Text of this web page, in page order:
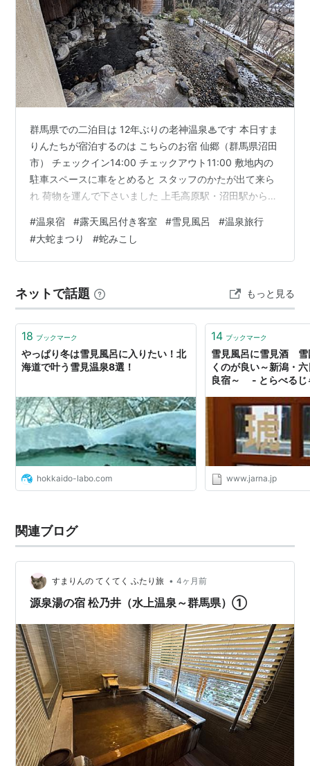
群馬県での二泊目は 12年ぶりの老神温泉♨です 本日すま
りんたちが宿泊するのは こちらのお宿 仙郷（群馬県沼田
市） チェックイン14:00 チェックアウト11:00 敷地内の
駐車スペースに車をとめると スタッフのかたが出て来ら
れ 荷物を運んで下さいました 上毛高原駅・沼田駅から無
・下街道バス停からも送迎して下さいます 冒頭で"12年ぶ
りの老神温泉"と書きましたが... 実は 昔 訪れた時も すま
りんたちは この「仙郷」に宿泊しました 台風前の雨の中
に登山をし... 誰もいない珍しい光景…
#温泉宿 #露天風呂付き客室 #雪見風呂 #温泉旅行
#大蛇まつり #蛇みこし
ネットで話題 もっと見る
18 ブックマーク
やっぱり冬は雪見風呂に入りたい！北
海道で叶う雪見温泉8選！
hokkaido-labo.com
14 ブックマーク
雪見風呂に雪見酒 雪
くのが良い～新潟・
良宿～ - とらべるじ
www.jarna.jp
関連ブログ
すまりんの てくてく ふたり旅 • 4ヶ月前
源泉湯の宿 松乃井（水上温泉～群馬県）①